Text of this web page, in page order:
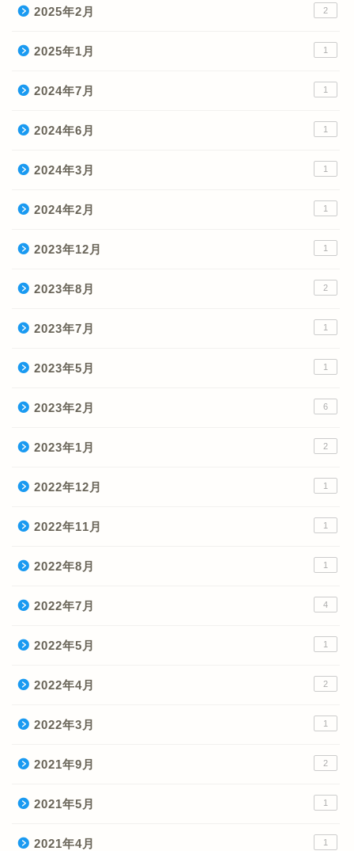
2025年2月 2
2025年1月 1
2024年7月 1
2024年6月 1
2024年3月 1
2024年2月 1
2023年12月 1
2023年8月 2
2023年7月 1
2023年5月 1
2023年2月 6
2023年1月 2
2022年12月 1
2022年11月 1
2022年8月 1
2022年7月 4
2022年5月 1
2022年4月 2
2022年3月 1
2021年9月 2
2021年5月 1
2021年4月 1